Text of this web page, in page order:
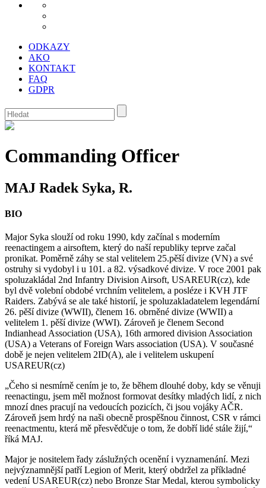
ODKAZY
AKO
KONTAKT
FAQ
GDPR
Commanding Officer
MAJ Radek Syka, R.
BIO
Major Syka slouží od roku 1990, kdy začínal s moderním
reenactingem a airsoftem, který do naší republiky teprve začal
pronikat. Poměrně záhy se stal velitelem 25.pěší divize (VN) a své
ostruhy si vydobyl i u 101. a 82. výsadkové divize. V roce 2001 pak
spoluzakládal 2nd Infantry Division Airsoft, USAREUR(cz), kde
byl dvě volební obdobé vrchním velitelem, a posléze i KVH JTF
Raiders. Zabývá se ale také historií, je spoluzakladatelem legendární
26. pěší divize (WWII), členem 16. obrněné divize (WWII) a
velitelem 1. pěší divize (WWI). Zároveň je členem Second
Indianhead Association (USA), 16th armored division Association
(USA) a Veterans of Foreign Wars association (USA). V současné
době je nejen velitelem 2ID(A), ale i velitelem uskupení
USAREUR(cz)
„Čeho si nesmírně cením je to, že během dlouhé doby, kdy se věnuji
reenactingu, jsem měl možnost formovat desítky mladých lidí, z nich
mnozí dnes pracují na vedoucích pozicích, či jsou vojáky AČR.
Zároveň jsem hrdý na naši obecně prospěšnou činnost, CSR v rámci
reenactmentu, která mě přesvědčuje o tom, že dobří lidé stále žijí,“
říká MAJ.
Major je nositelem řady záslužných ocenění i vyznamenání. Mezi
nejvýznamnější patří Legion of Merit, který obdržel za příkladné
vedení USAREUR(cz) nebo Bronze Star Medal, kterou symbolicky